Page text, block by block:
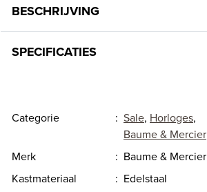
BESCHRIJVING
SPECIFICATIES
Categorie : Sale, Horloges,
Baume & Mercier
Merk
: Baume & Mercier
Kastmateriaal
: Edelstaal